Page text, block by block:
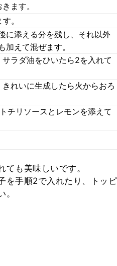
ます。
。
に添える分を残し、それ以外
えて混ぜます。
ラダ油をひいたら2を入れて
れいに生成したら火からおろ
チリソースとレモンを添えて
ても美味しいです。
を手順2で入れたり、トッピ